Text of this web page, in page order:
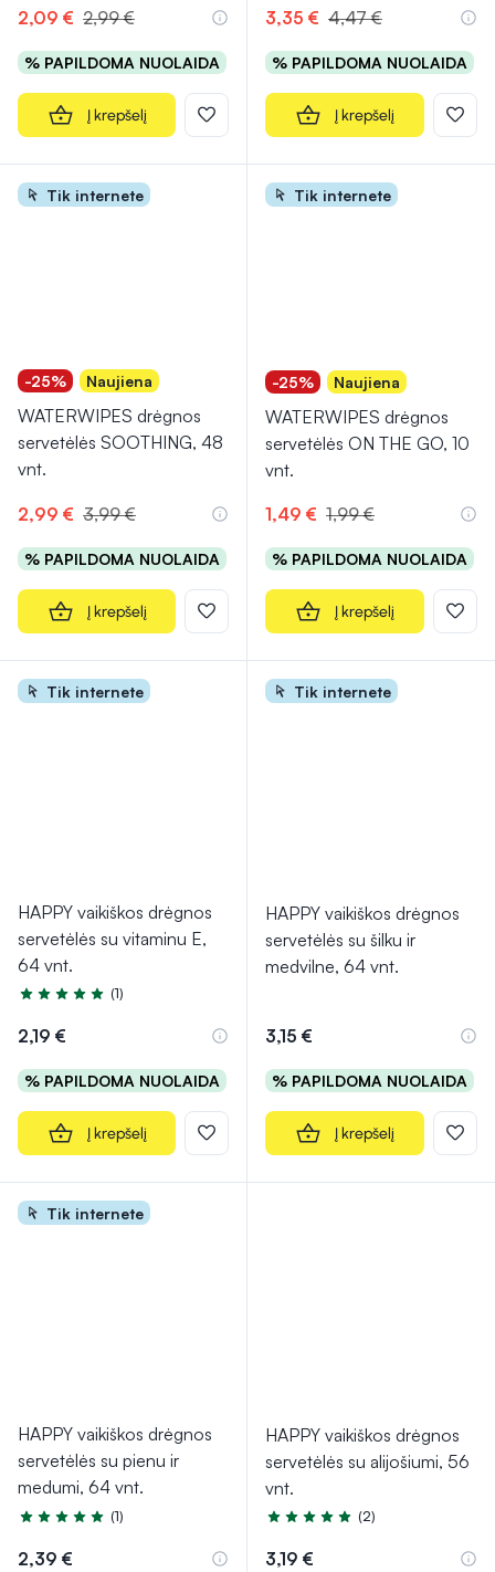
2,09 € 2,99 €
% PAPILDOMA NUOLAIDA
Į krepšelį
3,35 € 4,47 €
% PAPILDOMA NUOLAIDA
Į krepšelį
Tik internete
-25% Naujiena
WATERWIPES drėgnos
servetėlės SOOTHING, 48
vnt.
2,99 € 3,99 €
% PAPILDOMA NUOLAIDA
Į krepšelį
Tik internete
-25% Naujiena
WATERWIPES drėgnos
servetėlės ON THE GO, 10
vnt.
1,49 € 1,99 €
% PAPILDOMA NUOLAIDA
Į krepšelį
Tik internete
HAPPY vaikiškos drėgnos
servetėlės su vitaminu E,
64 vnt.
Įvertinimas 5.0 iš 5
(1)
2,19 €
% PAPILDOMA NUOLAIDA
Į krepšelį
Tik internete
HAPPY vaikiškos drėgnos
servetėlės su šilku ir
medvilne, 64 vnt.
3,15 €
% PAPILDOMA NUOLAIDA
Į krepšelį
Tik internete
HAPPY vaikiškos drėgnos
servetėlės su pienu ir
medumi, 64 vnt.
Įvertinimas 5.0 iš 5
(1)
2,39 €
HAPPY vaikiškos drėgnos
servetėlės su alijošiumi, 56
vnt.
Įvertinimas 5.0 iš 5
(2)
3,19 €